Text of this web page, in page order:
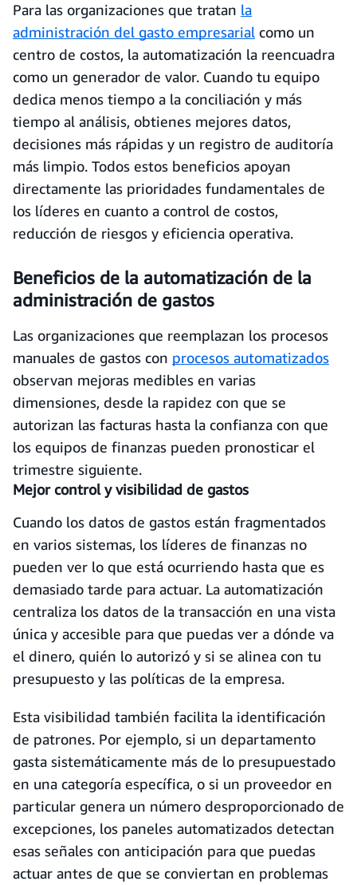
Para las organizaciones que tratan la
administración del gasto empresarial como un
centro de costos, la automatización la reencuadra
como un generador de valor. Cuando tu equipo
dedica menos tiempo a la conciliación y más
tiempo al análisis, obtienes mejores datos,
decisiones más rápidas y un registro de auditoría
más limpio. Todos estos beneficios apoyan
directamente las prioridades fundamentales de
los líderes en cuanto a control de costos,
reducción de riesgos y eficiencia operativa.
Beneficios de la automatización de la
administración de gastos
Las organizaciones que reemplazan los procesos
manuales de gastos con procesos automatizados
observan mejoras medibles en varias
dimensiones, desde la rapidez con que se
autorizan las facturas hasta la confianza con que
los equipos de finanzas pueden pronosticar el
trimestre siguiente.
Mejor control y visibilidad de gastos
Cuando los datos de gastos están fragmentados
en varios sistemas, los líderes de finanzas no
pueden ver lo que está ocurriendo hasta que es
demasiado tarde para actuar. La automatización
centraliza los datos de la transacción en una vista
única y accesible para que puedas ver a dónde va
el dinero, quién lo autorizó y si se alinea con tu
presupuesto y las políticas de la empresa.
Esta visibilidad también facilita la identificación
de patrones. Por ejemplo, si un departamento
gasta sistemáticamente más de lo presupuestado
en una categoría específica, o si un proveedor en
particular genera un número desproporcionado de
excepciones, los paneles automatizados detectan
esas señales con anticipación para que puedas
actuar antes de que se conviertan en problemas